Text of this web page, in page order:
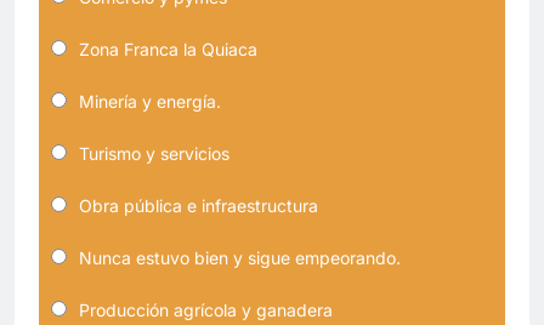
Zona Franca la Quiaca
Minería y energía.
Turismo y servicios
Obra pública e infraestructura
Nunca estuvo bien y sigue empeorando.
Producción agrícola y ganadera